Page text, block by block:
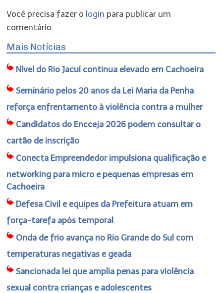
Você precisa fazer o login para publicar um
comentário.
Mais Notícias
Nível do Rio Jacuí continua elevado em Cachoeira
Seminário pelos 20 anos da Lei Maria da Penha
reforça enfrentamento à violência contra a mulher
Candidatos do Encceja 2026 podem consultar o
cartão de inscrição
Conecta Empreendedor impulsiona qualificação e
networking para micro e pequenas empresas em
Cachoeira
Defesa Civil e equipes da Prefeitura atuam em
força-tarefa após temporal
Onda de frio avança no Rio Grande do Sul com
temperaturas negativas e geada
Sancionada lei que amplia penas para violência
sexual contra crianças e adolescentes